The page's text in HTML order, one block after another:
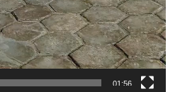
01:56